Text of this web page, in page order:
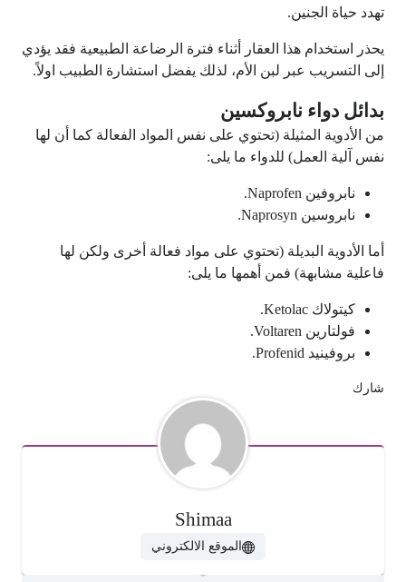
تهدد حياة الجنين.
يحذر استخدام هذا العقار أثناء فترة الرضاعة الطبيعية فقد يؤدي
إلى التسريب عبر لبن الأم، لذلك يفضل استشارة الطبيب اولاً.
بدائل دواء نابروكسين
من الأدوية المثيلة (تحتوي على نفس المواد الفعالة كما أن لها
نفس آلية العمل) للدواء ما يلى:
نابروفين Naprofen.
نابروسين Naprosyn.
أما الأدوية البديلة (تحتوي على مواد فعالة أخرى ولكن لها
فاعلية مشابهة) فمن أهمها ما يلى:
كيتولاك Ketolac.
فولتارين Voltaren.
بروفينيد Profenid.
شارك
Shimaa
الموقع الالكتروني